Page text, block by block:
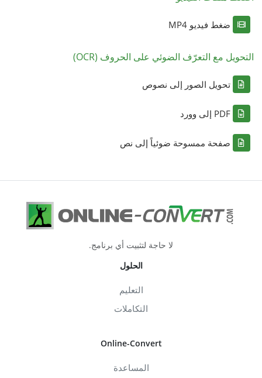
ضغط فيديو MP4
التحويل مع التعرّف الضوئي على الحروف (OCR)
تحويل الصور إلى نصوص
PDF إلى وورد
صفحة ممسوحة ضوئياً إلى نص
لا حاجة لتثبيت أي برنامج.
الحلول
التعليم
التكاملات
Online-Convert
المساعدة